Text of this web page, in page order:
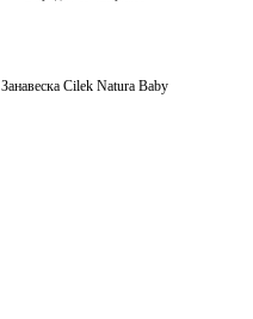
Занавеска Cilek Natura Baby